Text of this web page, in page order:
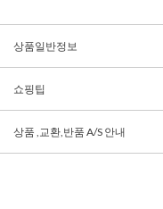
상품일반정보
쇼핑팁
상품 ,교환,반품 A/S 안내